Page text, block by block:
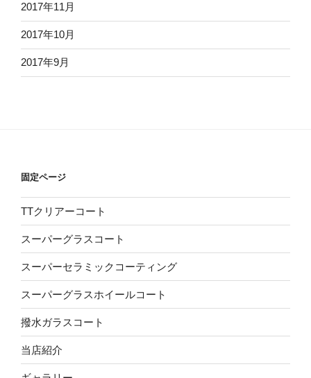
2017年11月
2017年10月
2017年9月
固定ページ
TTクリアーコート
スーパーグラスコート
スーパーセラミックコーティング
スーパーグラスホイールコート
撥水ガラスコート
当店紹介